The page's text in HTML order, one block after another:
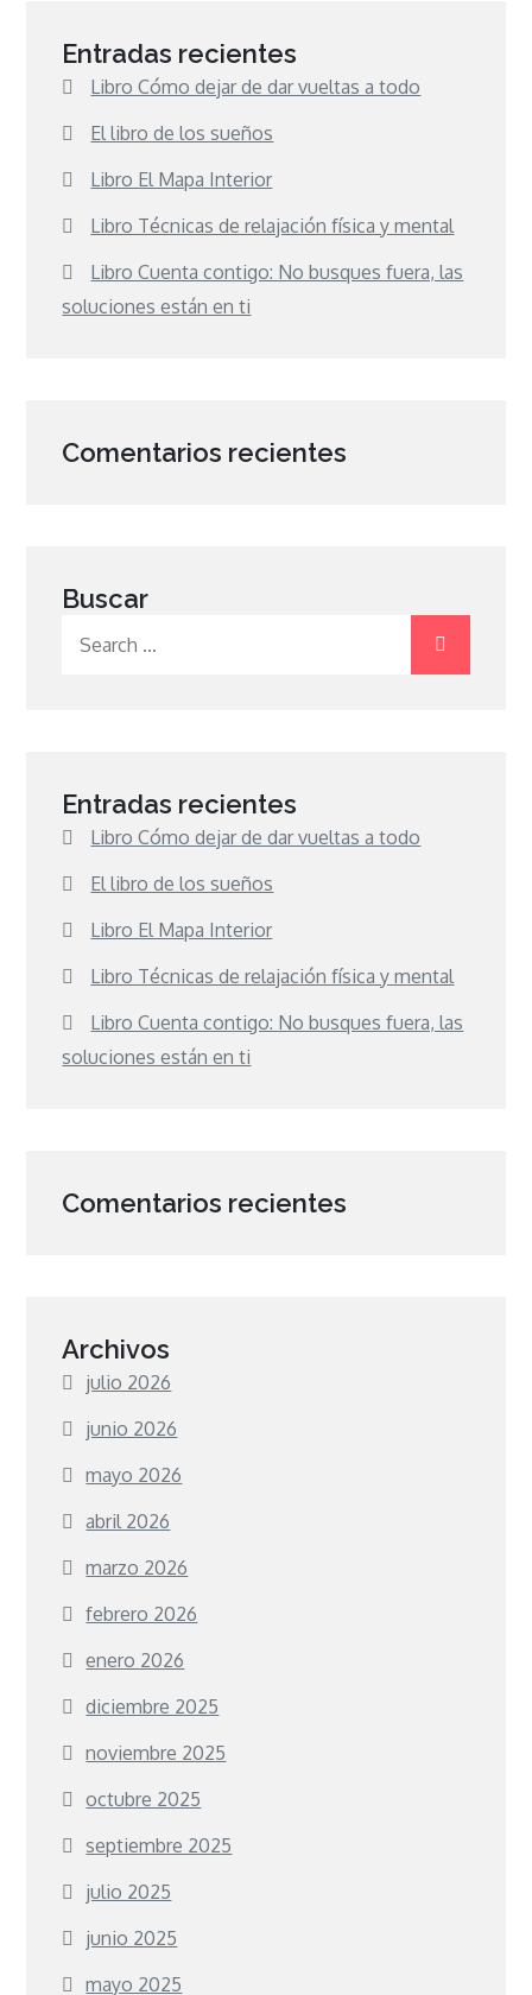
Entradas recientes
Libro Cómo dejar de dar vueltas a todo
El libro de los sueños
Libro El Mapa Interior
Libro Técnicas de relajación física y mental
Libro Cuenta contigo: No busques fuera, las
soluciones están en ti
Comentarios recientes
Buscar
Entradas recientes
Libro Cómo dejar de dar vueltas a todo
El libro de los sueños
Libro El Mapa Interior
Libro Técnicas de relajación física y mental
Libro Cuenta contigo: No busques fuera, las
soluciones están en ti
Comentarios recientes
Archivos
julio 2026
junio 2026
mayo 2026
abril 2026
marzo 2026
febrero 2026
enero 2026
diciembre 2025
noviembre 2025
octubre 2025
septiembre 2025
julio 2025
junio 2025
mayo 2025